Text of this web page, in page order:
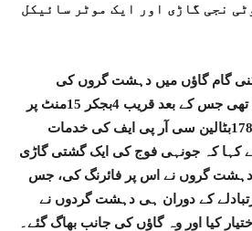
نجی گاڑی اور ایک موٹر سائیکل
کنی گام گاؤں میں دہشت گروں کی
موجودگی کی اطلاع ملی تھی جس کے بعد قریب 4بجکر 15منٹ پر
آپریشن کیلئے 44آر آر اور 178بٹالین سی آر پی ایف کی خدمات
کہا کہ جونہی فوج کی ایک گشتی گاڑی
دہشت گروں نے اس پر فائرنگ کی، جس
کے دوران ہی دہشت گردوں نے
کیا اور وہ گاؤں کی جانب بھاگ گئے۔